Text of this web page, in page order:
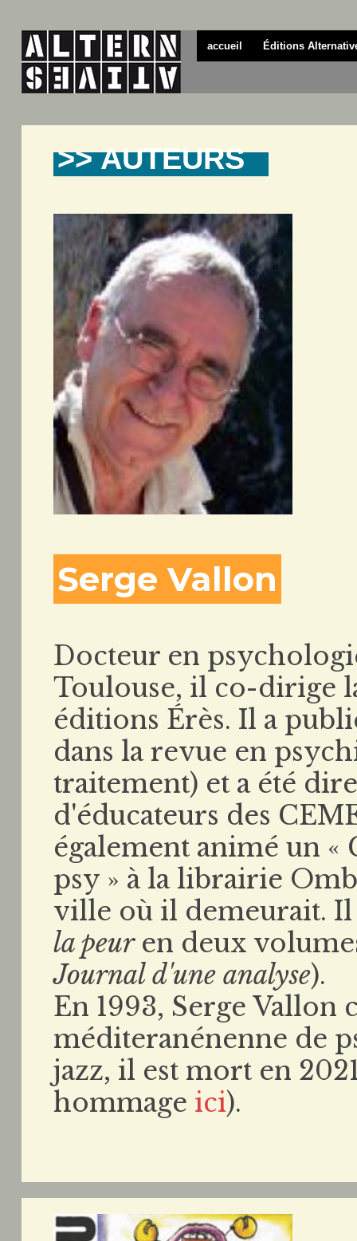
accueil Éditions
>> AUTEURS
Serge Vallon
Docteur en
Toulouse, il co-dirige
éditions Érès. Il a
dans la revue en
traitement) et a été
d'éducateurs des
également animé un «
psy » à la librairie
ville où il demeurait. Il
la peur en deux
Journal d'une analyse).
En 1993, Serge
méditeranénenne de
jazz, il est mort en
hommage ici).